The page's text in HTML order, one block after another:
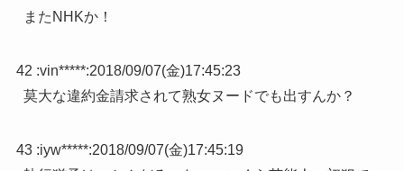
またNHKか！
42 :vin*****:2018/09/07(金)17:45:23
莫大な違約金請求されて熟女ヌードでも出すんか？
43 :iyw*****:2018/09/07(金)17:45:19